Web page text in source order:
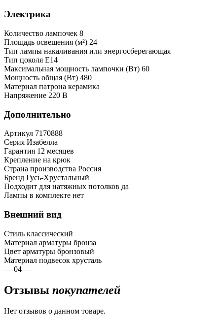
Электрика
Количество лампочек 8
Площадь освещения (м²) 24
Тип лампы накаливания или энергосберегающая
Тип цоколя Е14
Максимальная мощность лампочки (Вт) 60
Мощность общая (Вт) 480
Материал патрона керамика
Напряжение 220 В
Дополнительно
Артикул 7170888
Серия Изабелла
Гарантия 12 месяцев
Крепление на крюк
Страна производства Россия
Бренд Гусь-Хрустальный
Подходит для натяжных потолков да
Лампы в комплекте нет
Внешний вид
Стиль классический
Материал арматуры бронза
Цвет арматуры бронзовый
Материал подвесок хрусталь
— 04 —
Отзывы покупателей
Нет отзывов о данном товаре.